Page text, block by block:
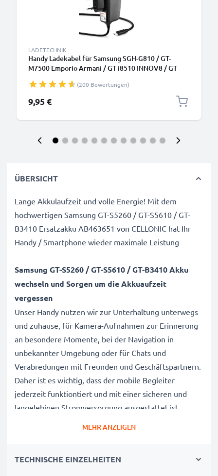
LADETECHNIK
Handy Ladekabel für Samsung SGH-G810 / GT-
M7500 Emporio Armani / GT-i8510 INNOV8 / GT-
Ladegerät 1.1m, Handyladekabel
(200 Bewertungen)
9,95 €
ÜBERSICHT
Lange Akkulaufzeit und volle Energie! Mit dem
hochwertigen Samsung GT-S5260 / GT-S5610 / GT-
B3410 Ersatzakku AB463651 von CELLONIC hat Ihr
Handy / Smartphone wieder maximale Leistung
Samsung GT-S5260 / GT-S5610 / GT-B3410 Akku
wechseln und Sorgen um die Akkuaufzeit
vergessen
Unser Handy nutzen wir zur Unterhaltung unterwegs
und zuhause, für Kamera-Aufnahmen zur Erinnerung
an besondere Momente, bei der Navigation in
unbekannter Umgebung oder für Chats und
Verabredungen mit Freunden und Geschäftspartnern.
Daher ist es wichtig, dass der mobile Begleiter
jederzeit funktiontiert und mit einer sicheren und
langelebigen Stromversorgung ausgestattet ist.
speziell für das GT-S5260 / GT-S5610 / GT-B3410
MEHR ANZEIGEN
TECHNISCHE EINZELHEITEN